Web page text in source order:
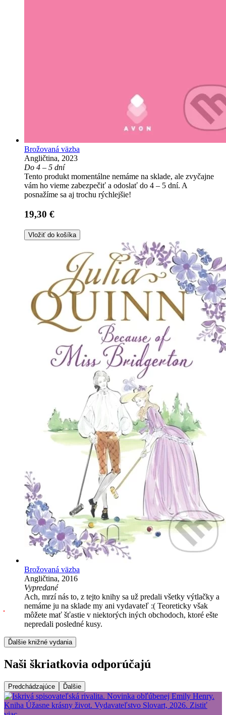
Brožovaná väzba
Angličtina, 2023
Do 4 – 5 dní
Tento produkt momentálne nemáme na sklade, ale zvyčajne
vám ho vieme zabezpečiť a odoslať do 4 – 5 dní. A
posnažíme sa aj trochu rýchlejšie!
19,30 €
Vložiť do košíka
Brožovaná väzba
Angličtina, 2016
Vypredané
Ach, mrzí nás to, z tejto knihy sa už predali všetky výtlačky a
nemáme ju na sklade my ani vydavateľ :( Teoreticky však
môžete mať šťastie v niektorých iných obchodoch, ktoré ešte
nepredali posledné kusy.
Ďalšie knižné vydania
Naši škriatkovia odporúčajú
Predchádzajúce Ďalšie